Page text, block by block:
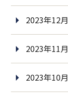
2023年12月
2023年11月
2023年10月